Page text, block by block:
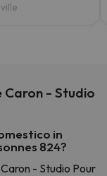
Caron - Studio
in
824?
- Studio Pour